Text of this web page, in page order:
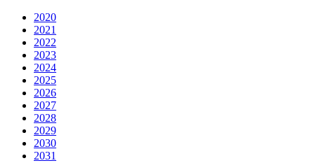
2020
2021
2022
2023
2024
2025
2026
2027
2028
2029
2030
2031